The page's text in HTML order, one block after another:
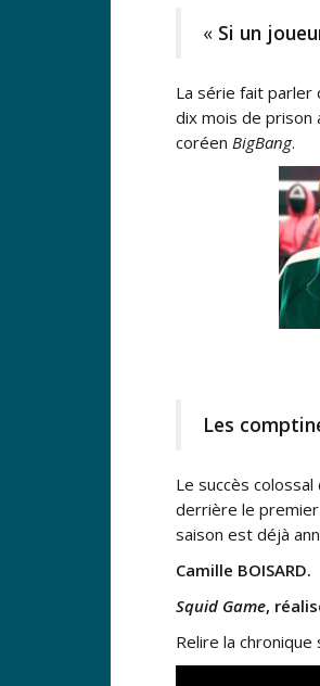
« Si un
La série fait parler
dix mois de prison
coréen BigBang.
Les
Le succès
derrière le
saison est déjà
Camille BOISARD.
Squid Game,
Relire la chronique